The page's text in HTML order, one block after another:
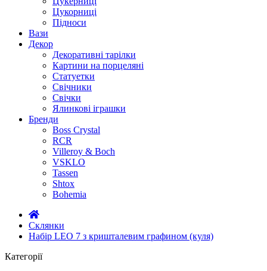
Цукорниці
Підноси
Вази
Декор
Декоративні тарілки
Картини на порцеляні
Статуетки
Свічники
Свічки
Ялинкові іграшки
Бренди
Boss Crystal
RCR
Villeroy & Boch
VSKLO
Tassen
Shtox
Bohemia
Склянки
Набір LEO 7 з кришталевим графином (куля)
Категорії